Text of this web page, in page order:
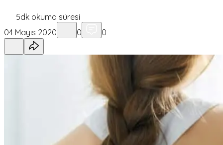
5dk okuma süresi
04 Mayıs 2020
0 0